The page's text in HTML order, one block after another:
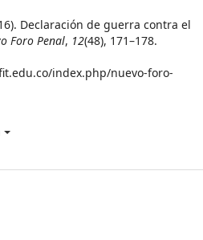
Declaración de guerra contra el
Foro Penal, 12(48), 171–178.
index.php/nuevo-foro-